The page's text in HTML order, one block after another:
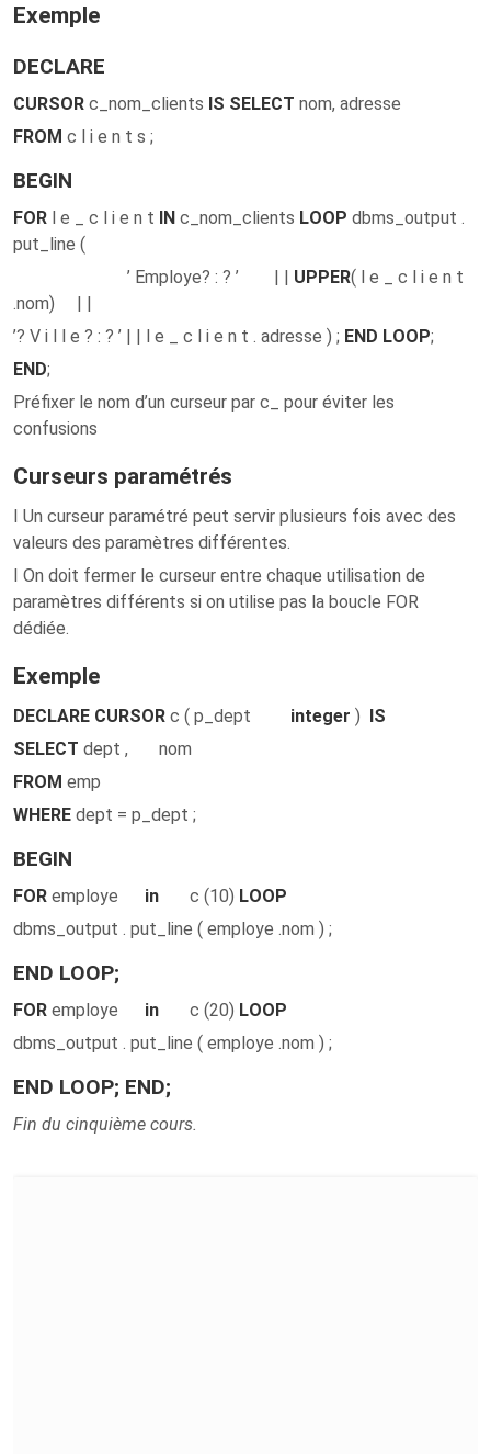
Exemple
DECLARE
CURSOR c_nom_clients IS SELECT nom, adresse
FROM c l i e n t s ;
BEGIN
FOR l e _ c l i e n t IN c_nom_clients LOOP dbms_output .
put_line (
’ Employe? : ? ’ | | UPPER( l e _ c l i e n t
.nom) | |
’? V i l l e ? : ? ’ | | l e _ c l i e n t . adresse ) ; END LOOP;
END;
Préfixer le nom d’un curseur par c_ pour éviter les
confusions
Curseurs paramétrés
I Un curseur paramétré peut servir plusieurs fois avec des
valeurs des paramètres différentes.
I On doit fermer le curseur entre chaque utilisation de
paramètres différents si on utilise pas la boucle FOR
dédiée.
Exemple
DECLARE CURSOR c ( p_dept integer ) IS
SELECT dept , nom
FROM emp
WHERE dept = p_dept ;
BEGIN
FOR employe in c (10) LOOP
dbms_output . put_line ( employe .nom ) ;
END LOOP;
FOR employe in c (20) LOOP
dbms_output . put_line ( employe .nom ) ;
END LOOP; END;
Fin du cinquième cours.